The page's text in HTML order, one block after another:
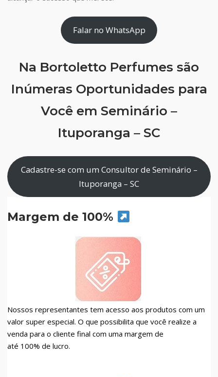
Falar no WhatsApp
Na Bortoletto Perfumes são
Inúmeras Oportunidades para
Você em Seminário –
Ituporanga – SC
Cadastre-se com um Consultor de Seminário –
Ituporanga – SC
Margem de 100%
Nossos representantes tem acesso aos produtos com um
valor super especial. O que possibilita que você realize a
venda para o cliente final com uma margem de
até 100% de lucro.